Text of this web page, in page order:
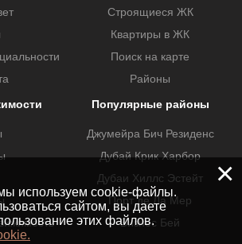
Строящиеся ЖК
Квартиры в ЖК
Поиск на карте
Районы
Популярные районы
Джумейра Бич Резиденс
Дубай Крик Харбор
Дубаи Хиллс Эстейт
Порт де Ла Мер
Бизнес Бей
×
используем cookie-файлы.
сайтом, вы даете
этих файлов.